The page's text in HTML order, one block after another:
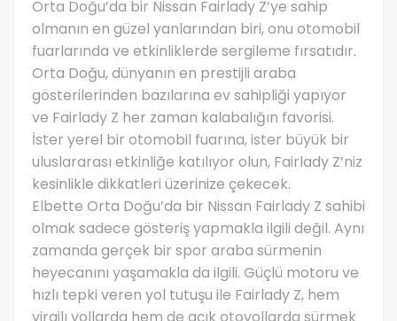
Orta Doğu’da bir Nissan Fairlady Z’ye sahip
olmanın en güzel yanlarından biri, onu otomobil
fuarlarında ve etkinliklerde sergileme fırsatıdır.
Orta Doğu, dünyanın en prestijli araba
gösterilerinden bazılarına ev sahipliği yapıyor
ve Fairlady Z her zaman kalabalığın favorisi.
İster yerel bir otomobil fuarına, ister büyük bir
uluslararası etkinliğe katılıyor olun, Fairlady Z’niz
kesinlikle dikkatleri üzerinize çekecek.
Elbette Orta Doğu’da bir Nissan Fairlady Z sahibi
olmak sadece gösteriş yapmakla ilgili değil. Aynı
zamanda gerçek bir spor araba sürmenin
heyecanını yaşamakla da ilgili. Güçlü motoru ve
hızlı tepki veren yol tutuşu ile Fairlady Z, hem